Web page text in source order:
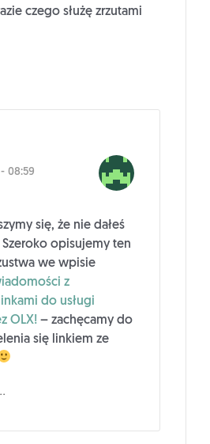
czego służę zrzutami
08:59
się, że nie dałeś
Szeroko opisujemy ten
we wpisie
z
do usługi
OLX! – zachęcamy do
się linkiem ze